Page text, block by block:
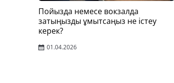
Пойызда немесе вокзалда
затыңызды ұмытсаңыз не істеу
керек?
01.04.2026